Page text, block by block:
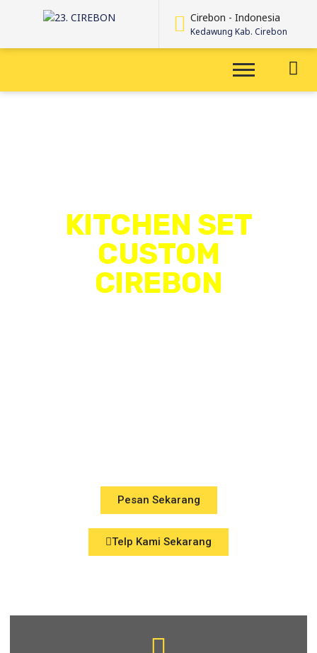
Cirebon - Indonesia
Kedawung Kab. Cirebon
KITCHEN SET
CUSTOM
CIREBON
Pesan Sekarang
Telp Kami Sekarang